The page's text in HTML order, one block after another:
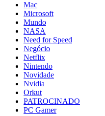
Mac
Microsoft
Mundo
NASA
Need for Speed
Negócio
Netflix
Nintendo
Novidade
Nvidia
Orkut
PATROCINADO
PC Gamer